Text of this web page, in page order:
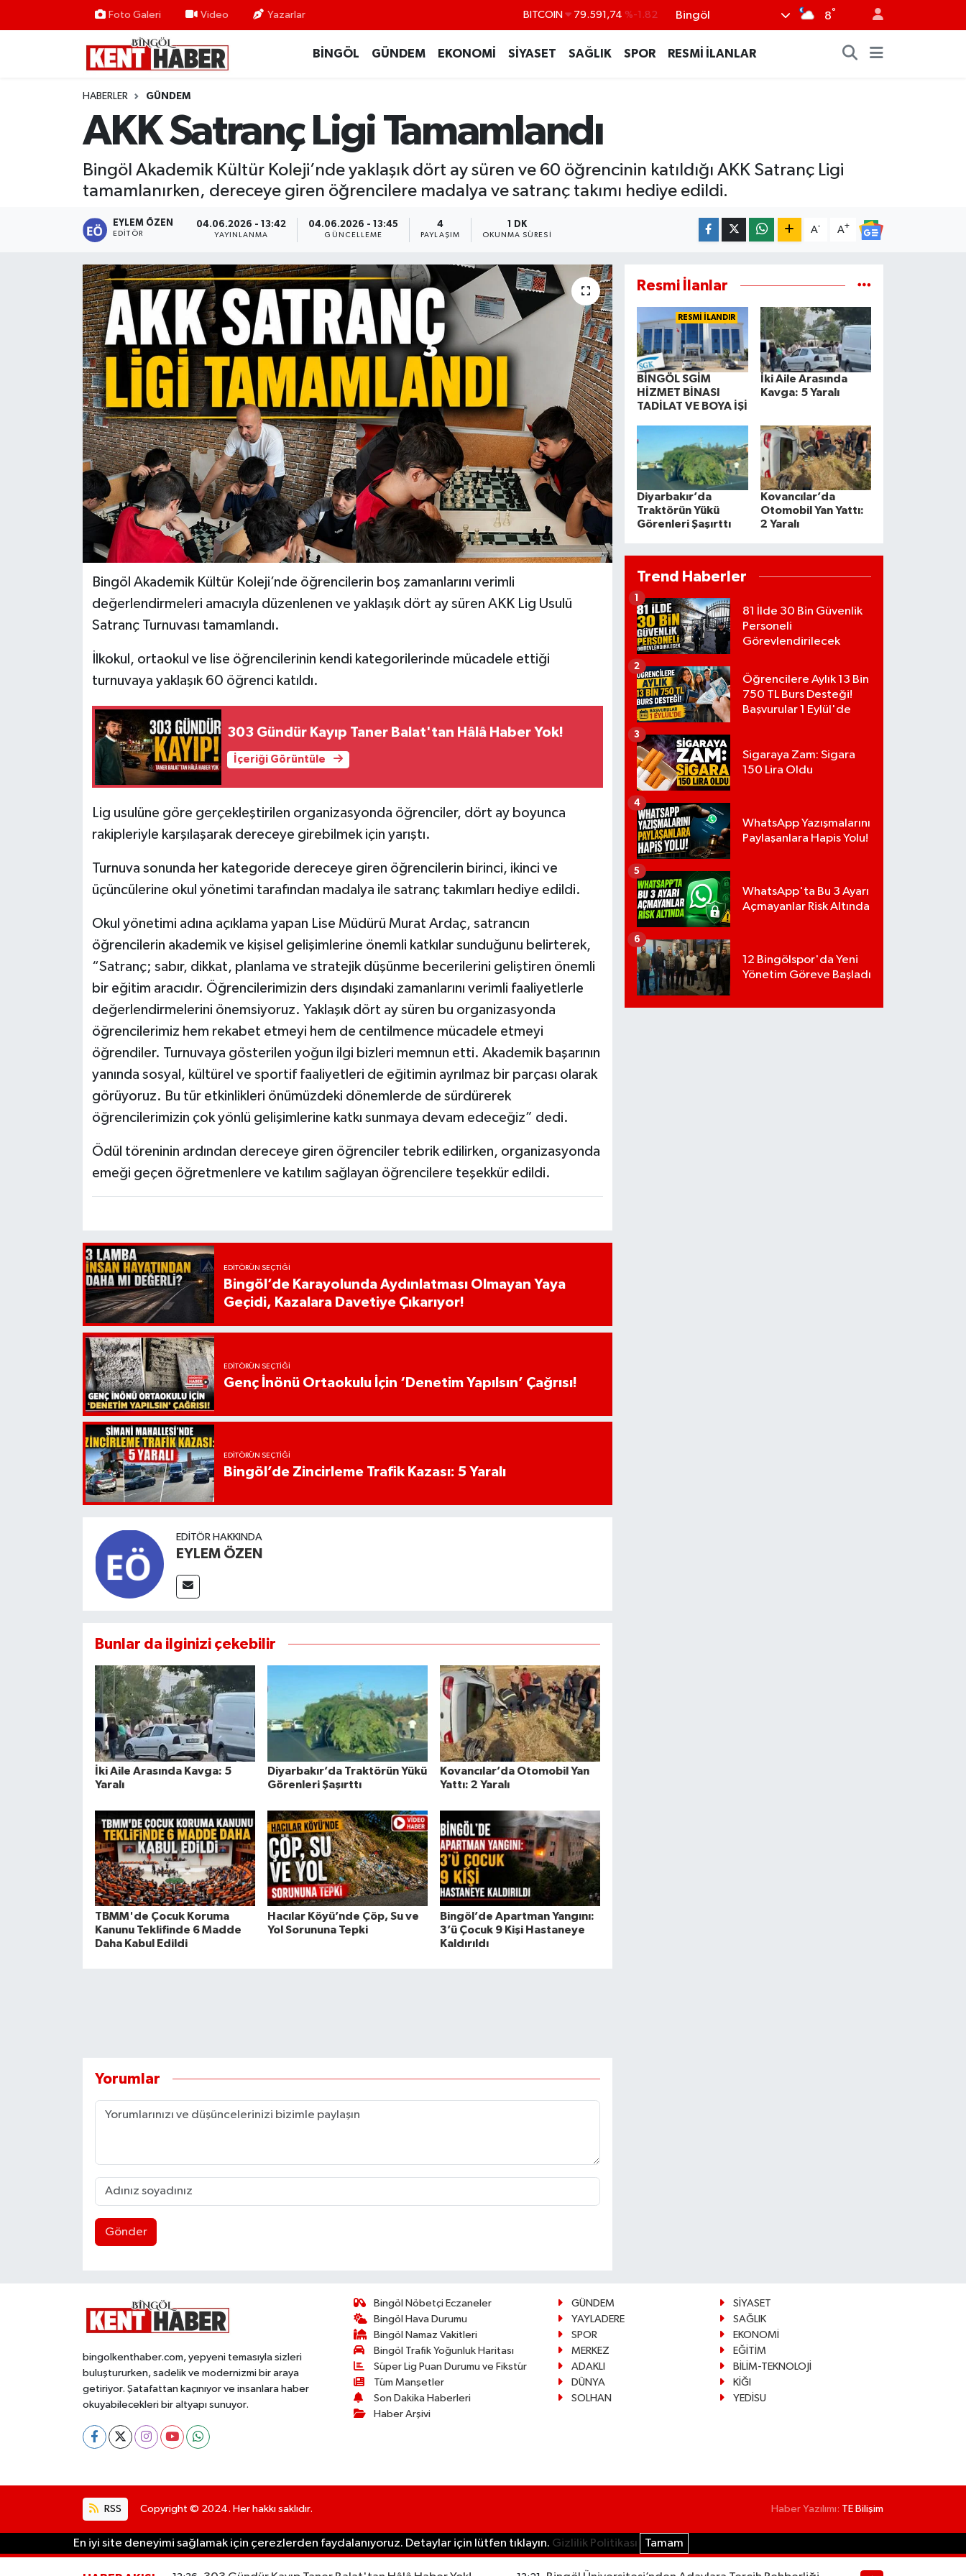
Foto Galeri Video Yazarlar
EURO 53,38690 %0.19
BİST100
Bingöl 8°
BİNGÖL GÜNDEM EKONOMİ SİYASET SAĞLIK SPOR RESMİ İLANLAR
HABERLER GÜNDEM
AKK Satranç Ligi Tamamlandı
Bingöl Akademik Kültür Koleji’nde yaklaşık dört ay süren ve 60 öğrencinin katıldığı AKK Satranç Ligi
tamamlanırken, dereceye giren öğrencilere madalya ve satranç takımı hediye edildi.
EYLEM ÖZEN
EDITÖR
04.06.2026 - 13:42
YAYINLANMA
04.06.2026 - 13:45
GÜNCELLEME
4
PAYLAŞIM
1 DK
OKUNMA SÜRESI
A- A+
Bingöl Akademik Kültür Koleji’nde öğrencilerin boş zamanlarını verimli
değerlendirmeleri amacıyla düzenlenen ve yaklaşık dört ay süren AKK Lig Usulü
Satranç Turnuvası tamamlandı.
İlkokul, ortaokul ve lise öğrencilerinin kendi kategorilerinde mücadele ettiği
turnuvaya yaklaşık 60 öğrenci katıldı.
303 Gündür Kayıp Taner Balat'tan Hâlâ Haber Yok!
İçeriği Görüntüle
Lig usulüne göre gerçekleştirilen organizasyonda öğrenciler, dört ay boyunca
rakipleriyle karşılaşarak dereceye girebilmek için yarıştı.
Turnuva sonunda her kategoride dereceye giren öğrencilerin birinci, ikinci ve
üçüncülerine okul yönetimi tarafından madalya ile satranç takımları hediye edildi.
Okul yönetimi adına açıklama yapan Lise Müdürü Murat Ardaç, satrancın
öğrencilerin akademik ve kişisel gelişimlerine önemli katkılar sunduğunu belirterek,
“Satranç; sabır, dikkat, planlama ve stratejik düşünme becerilerini geliştiren önemli
bir eğitim aracıdır. Öğrencilerimizin ders dışındaki zamanlarını verimli faaliyetlerle
değerlendirmelerini önemsiyoruz. Yaklaşık dört ay süren bu organizasyonda
öğrencilerimiz hem rekabet etmeyi hem de centilmence mücadele etmeyi
öğrendiler. Turnuvaya gösterilen yoğun ilgi bizleri memnun etti. Akademik başarının
yanında sosyal, kültürel ve sportif faaliyetleri de eğitimin ayrılmaz bir parçası olarak
görüyoruz. Bu tür etkinlikleri önümüzdeki dönemlerde de sürdürerek
öğrencilerimizin çok yönlü gelişimlerine katkı sunmaya devam edeceğiz” dedi.
Ödül töreninin ardından dereceye giren öğrenciler tebrik edilirken, organizasyonda
emeği geçen öğretmenlere ve katılım sağlayan öğrencilere teşekkür edildi.
EDITÖRÜN SEÇTIĞI
Bingöl’de Karayolunda Aydınlatması Olmayan Yaya
Geçidi, Kazalara Davetiye Çıkarıyor!
EDITÖRÜN SEÇTIĞI
Genç İnönü Ortaokulu İçin ‘Denetim Yapılsın’ Çağrısı!
EDITÖRÜN SEÇTIĞI
Bingöl’de Zincirleme Trafik Kazası: 5 Yaralı
EDITÖR HAKKINDA
EYLEM ÖZEN
Bunlar da ilginizi çekebilir
İki Aile Arasında Kavga: 5
Yaralı
Diyarbakır’da Traktörün Yükü
Görenleri Şaşırttı
Kovancılar’da Otomobil Yan
Yattı: 2 Yaralı
TBMM'de Çocuk Koruma
Kanunu Teklifinde 6 Madde
Daha Kabul Edildi
Hacılar Köyü’nde Çöp, Su ve
Yol Sorununa Tepki
Bingöl’de Apartman Yangını:
3’ü Çocuk 9 Kişi Hastaneye
Kaldırıldı
Yorumlar
Gönder
Resmi İlanlar
RESMİ İLANDIR
BİNGÖL SGİM
HİZMET BİNASI
TADİLAT VE BOYA İŞİ
İki Aile Arasında
Kavga: 5 Yaralı
Diyarbakır’da
Traktörün Yükü
Görenleri Şaşırttı
Kovancılar’da
Otomobil Yan Yattı:
2 Yaralı
Trend Haberler
81 İlde 30 Bin Güvenlik
Personeli
Görevlendirilecek
1
Öğrencilere Aylık 13 Bin
750 TL Burs Desteği!
Başvurular 1 Eylül'de
2
Sigaraya Zam: Sigara
150 Lira Oldu
3
WhatsApp Yazışmalarını
Paylaşanlara Hapis Yolu!
4
WhatsApp'ta Bu 3 Ayarı
Açmayanlar Risk Altında
5
12 Bingölspor'da Yeni
Yönetim Göreve Başladı
6
bingolkenthaber.com, yepyeni temasıyla sizleri
buluştururken, sadelik ve modernizmi bir araya
getiriyor. Şatafattan kaçınıyor ve insanlara haber
okuyabilecekleri bir altyapı sunuyor.
Bingöl Nöbetçi Eczaneler
Bingöl Hava Durumu
Bingöl Namaz Vakitleri
Bingöl Trafik Yoğunluk Haritası
Süper Lig Puan Durumu ve Fikstür
Tüm Manşetler
Son Dakika Haberleri
Haber Arşivi
GÜNDEM
SİYASET
YAYLADERE
SAĞLIK
SPOR
EKONOMİ
MERKEZ
EĞİTİM
ADAKLI
BİLİM-TEKNOLOJİ
DÜNYA
KİĞI
SOLHAN
YEDİSU
RSS Copyright © 2024. Her hakkı saklıdır. Haber Yazılımı: TE Bilişim
En iyi site deneyimi sağlamak için çerezlerden faydalanıyoruz. Detaylar için lütfen tıklayın. Gizlilik Politikası Tamam
BİLİM-TEKNOLOJİ
GÜNDEM
KARLIOVA
MERKEZ
RESMİ İLANLAR
SAĞLIK
YAYLADERE
Bingöl Nöbetçi Eczaneler
Bingöl Hava Durumu
Bingöl Namaz Vakitleri
Bingöl Trafik Yoğunluk Haritası
Süper Lig Puan Durumu ve Fikstür
Tüm Manşetler
Son Dakika Haberleri
Haber Arşivi